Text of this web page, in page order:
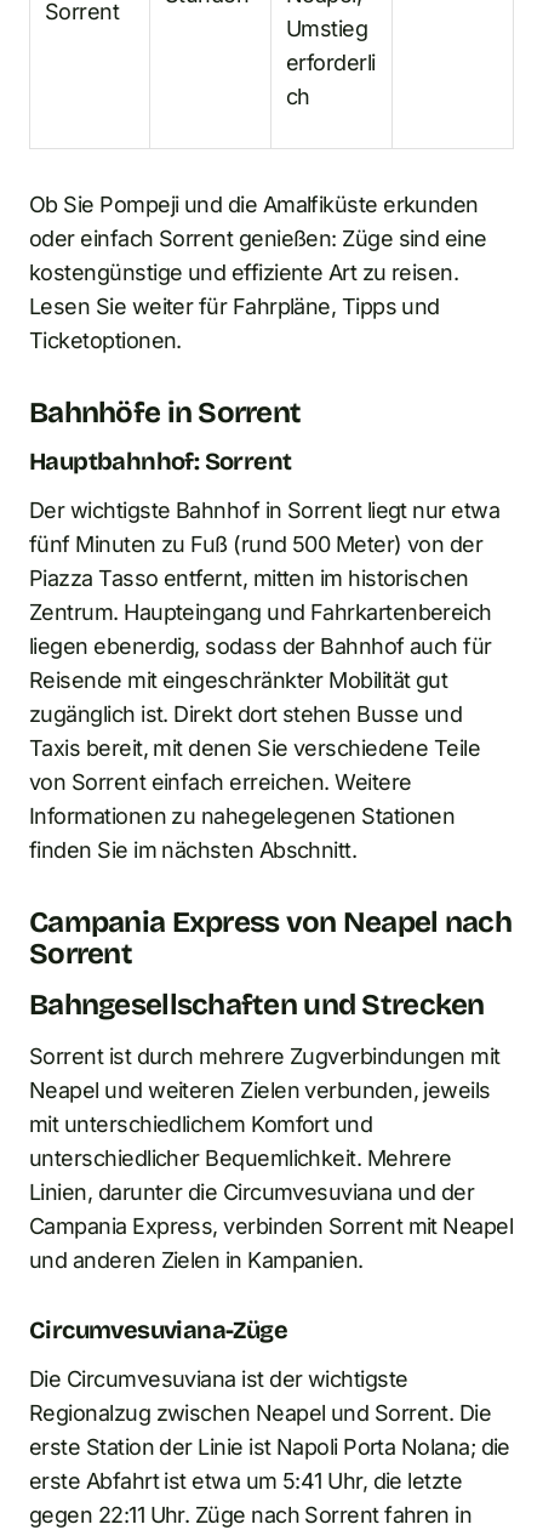
Sorrent
Umstieg
erforderli
ch
Ob Sie Pompeji und die Amalfiküste erkunden
oder einfach Sorrent genießen: Züge sind eine
kostengünstige und effiziente Art zu reisen.
Lesen Sie weiter für Fahrpläne, Tipps und
Ticketoptionen.
Bahnhöfe in Sorrent
Hauptbahnhof: Sorrent
Der wichtigste Bahnhof in Sorrent liegt nur etwa
fünf Minuten zu Fuß (rund 500 Meter) von der
Piazza Tasso entfernt, mitten im historischen
Zentrum. Haupteingang und Fahrkartenbereich
liegen ebenerdig, sodass der Bahnhof auch für
Reisende mit eingeschränkter Mobilität gut
zugänglich ist. Direkt dort stehen Busse und
Taxis bereit, mit denen Sie verschiedene Teile
von Sorrent einfach erreichen. Weitere
Informationen zu nahegelegenen Stationen
finden Sie im nächsten Abschnitt.
Campania Express von Neapel nach
Sorrent
Bahngesellschaften und Strecken
Sorrent ist durch mehrere Zugverbindungen mit
Neapel und weiteren Zielen verbunden, jeweils
mit unterschiedlichem Komfort und
unterschiedlicher Bequemlichkeit. Mehrere
Linien, darunter die Circumvesuviana und der
Campania Express, verbinden Sorrent mit Neapel
und anderen Zielen in Kampanien.
Circumvesuviana-Züge
Die Circumvesuviana ist der wichtigste
Regionalzug zwischen Neapel und Sorrent. Die
erste Station der Linie ist Napoli Porta Nolana; die
erste Abfahrt ist etwa um 5:41 Uhr, die letzte
gegen 22:11 Uhr. Züge nach Sorrent fahren in